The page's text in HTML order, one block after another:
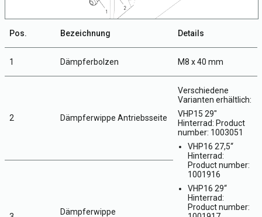
Pos. Bezeichnung Details
1 Dämpferbolzen M8 x 40 mm
2 Dämpferwippe Antriebsseite
Verschiedene
Varianten erhältlich:
VHP15 29"
Hinterrad: Product
number: 1003051
VHP16 27,5“
Hinterrad:
Product number:
1001916
VHP16 29“
Hinterrad:
Product number:
Dämpferwippe